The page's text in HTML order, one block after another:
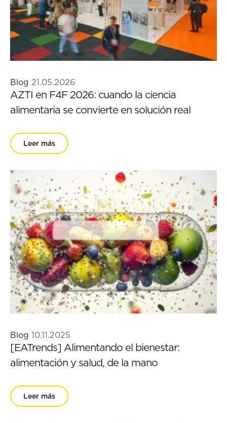
Blog 21.05.2026
AZTI en F4F 2026: cuando la ciencia
alimentaria se convierte en solución real
Leer más
Blog 10.11.2025
[EATrends] Alimentando el bienestar:
alimentación y salud, de la mano
Leer más